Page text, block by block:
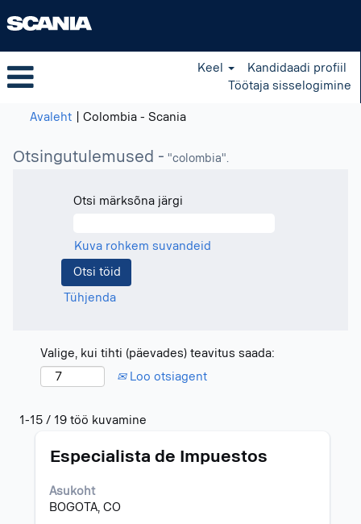
Keel
Kandidaadi profiil
Töötaja sisselogimine
Avaleht Colombia - Scania(praegune
Otsingutulemused - "colombia".
Otsi märksõna järgi
Kuva rohkem suvandeid
Tühjenda
Valige, kui tihti (päevades) teavitus saada:
Loo otsiagent
1-15 / 19 töö kuvamine
"colombia".
Ametinimetus
Especialista de Impuestos
Asukoht
BOGOTA, CO
Töö
teabe
täieliku
sisu
kuvamiseks